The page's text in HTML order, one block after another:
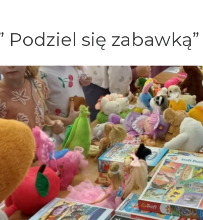
Podziel się zabawką”